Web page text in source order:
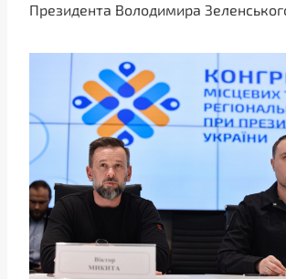
Президента Володимира